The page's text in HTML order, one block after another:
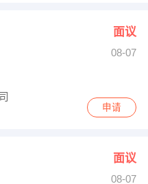
面议
08-07
申请
面议
08-07